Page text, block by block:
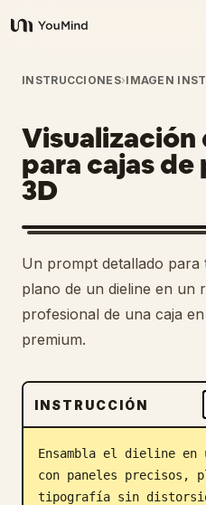
YouMind
Resumen
Casos de uso
Habilidades
Prompts
Precios
Blog
Actualizaciones
INSTRUCCIONES›IMAGEN
Visualización
para cajas
3D
Un prompt detallado
plano de un dieline en un
profesional de una caja
premium.
INSTRUCCIÓN
Ensambla el dieline en
con paneles precisos,
tipografía sin